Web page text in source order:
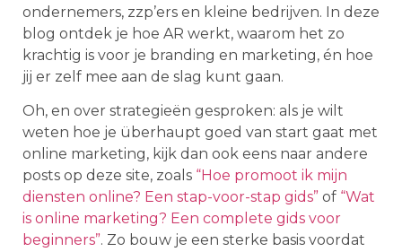
ondernemers, zzp’ers en kleine bedrijven. In deze
blog ontdek je hoe AR werkt, waarom het zo
krachtig is voor je branding en marketing, én hoe
jij er zelf mee aan de slag kunt gaan.
Oh, en over strategieën gesproken: als je wilt
weten hoe je überhaupt goed van start gaat met
online marketing, kijk dan ook eens naar andere
posts op deze site, zoals “Hoe promoot ik mijn
diensten online? Een stap-voor-stap gids” of “Wat
is online marketing? Een complete gids voor
beginners”. Zo bouw je een sterke basis voordat